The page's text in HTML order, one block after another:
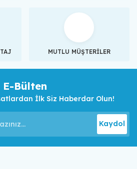
MUTLU MÜŞTERİLER
E-Bülten
İlk Siz Haberdar Olun!
Kaydol